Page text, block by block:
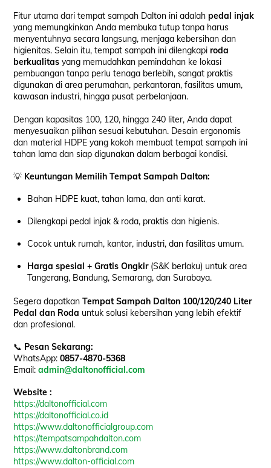
Fitur utama dari tempat sampah Dalton ini adalahpedal injak
yang memungkinkan Anda membuka tutup tanpa harus
menyentuhnya secara langsung, menjaga kebersihan dan
higienitas. Selain itu, tempat sampah ini dilengkapiroda
berkualitas yang memudahkan pemindahan ke lokasi
pembuangan tanpa perlu tenaga berlebih, sangat praktis
digunakan di area perumahan, perkantoran, fasilitas umum,
kawasan industri, hingga pusat perbelanjaan.
Dengan kapasitas 100, 120, hingga 240 liter, Anda dapat
menyesuaikan pilihan sesuai kebutuhan. Desain ergonomis
dan material HDPE yang kokoh membuat tempat sampah ini
tahan lama dan siap digunakan dalam berbagai kondisi.
💡 Keuntungan Memilih Tempat Sampah Dalton:
Bahan HDPE kuat, tahan lama, dan anti karat.
Dilengkapi pedal injak & roda, praktis dan higienis.
Cocok untuk rumah, kantor, industri, dan fasilitas umum.
Harga spesial + Gratis Ongkir(S&K berlaku) untuk area
Tangerang, Bandung, Semarang, dan Surabaya.
Segera dapatkanTempat Sampah Dalton 100/120/240 Liter
Pedal dan Roda untuk solusi kebersihan yang lebih efektif
dan profesional.
📞 Pesan Sekarang:
WhatsApp:0857-4870-5368
Email:admin@daltonofficial.com
Website :
https://daltonofficial.com
https://daltonofficial.co.id
https://www.daltonofficialgroup.com
https://tempatsampahdalton.com
https://www.daltonbrand.com
https://www.dalton-official.com